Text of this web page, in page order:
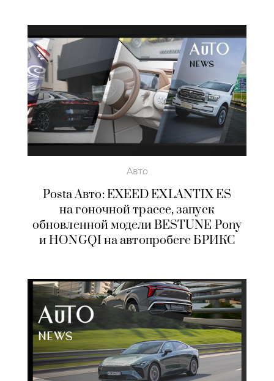
Авто
Posta Авто: EXEED EXLANTIX ES
на гоночной трассе, запуск
обновленной модели BESTUNE Pony
и HONGQI на автопробеге БРИКС